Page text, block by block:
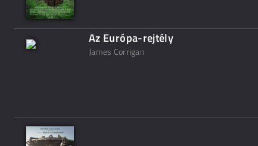
Az Európa-rejtély
James Corrigan